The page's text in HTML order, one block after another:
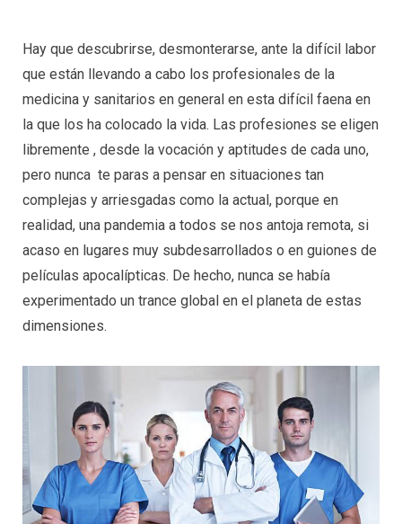
Hay que descubrirse, desmonterarse, ante la difícil labor
que están llevando a cabo los profesionales de la
medicina y sanitarios en general en esta difícil faena en
la que los ha colocado la vida. Las profesiones se eligen
libremente , desde la vocación y aptitudes de cada uno,
pero nunca te paras a pensar en situaciones tan
complejas y arriesgadas como la actual, porque en
realidad, una pandemia a todos se nos antoja remota, si
acaso en lugares muy subdesarrollados o en guiones de
películas apocalípticas. De hecho, nunca se había
experimentado un trance global en el planeta de estas
dimensiones.